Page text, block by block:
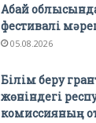
Абай
фестивалі
05.08.2026
Білім беру
жөніндегі
комиссияның